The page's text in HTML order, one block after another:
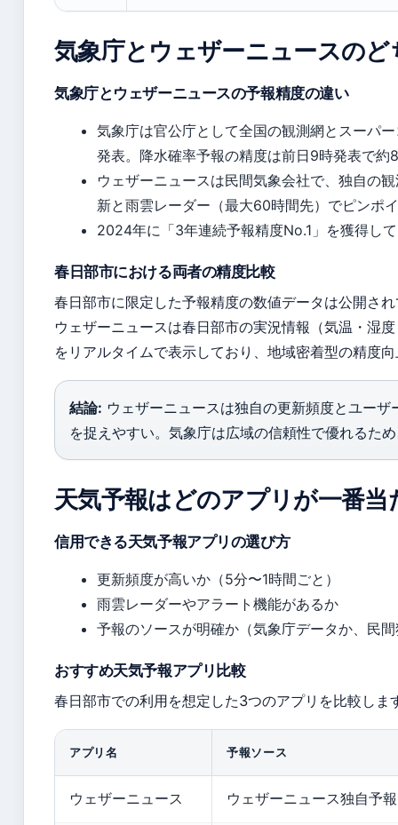
気象庁とウェザーニュースの
気象庁とウェザーニュースの予報精度の違い
気象庁は官公庁として全国の観測網とスーパ
発表。降水確率予報の精度は前日9時発表で約
ウェザーニュースは民間気象会社で、独自の
新と雨雲レーダー（最大60時間先）でピンポ
2024年に「3年連続予報精度No.1」を獲得し
春日部市における両者の精度比較
春日部市に限定した予報精度の数値データは公開さ
ウェザーニュースは春日部市の実況情報（気温・湿
をリアルタイムで表示しており、地域密着型の精度
結論: ウェザーニュースは独自の更新頻度とユー
を捉えやすい。気象庁は広域の信頼性で優れるた
天気予報はどのアプリが一番当
信用できる天気予報アプリの選び方
更新頻度が高いか（5分〜1時間ごと）
雨雲レーダーやアラート機能があるか
予報のソースが明確か（気象庁データか、民
おすすめ天気予報アプリ比較
春日部市での利用を想定した3つのアプリを比較しま
アプリ名 予報ソース
ウェザーニュース ウェザーニュース独自予報